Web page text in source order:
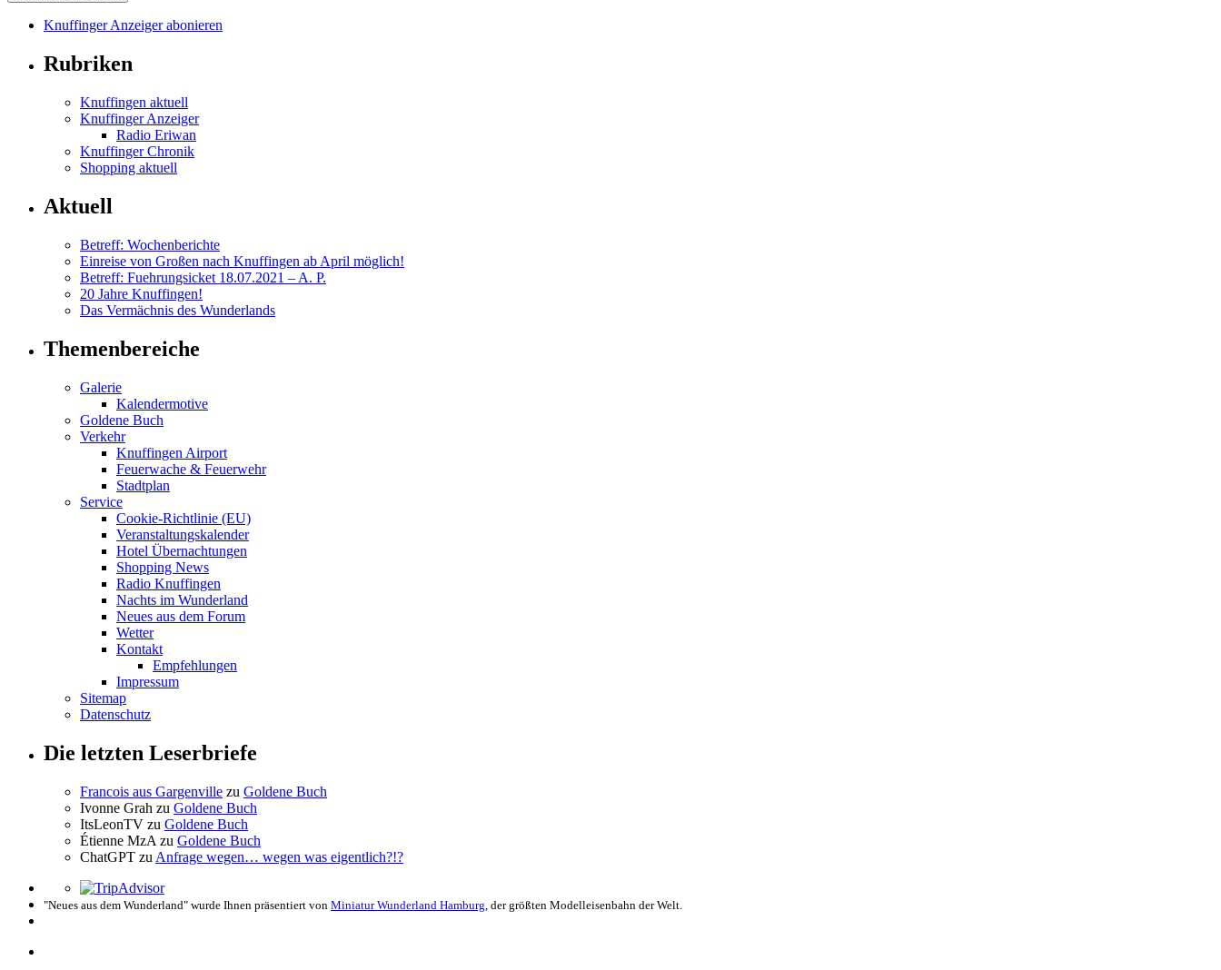
Knuffinger Anzeiger abonieren
Rubriken
Knuffingen aktuell
Knuffinger Anzeiger
Radio Eriwan
Knuffinger Chronik
Shopping aktuell
Aktuell
Betreff: Wochenberichte
Einreise von Großen nach Knuffingen ab April möglich!
Betreff: Fuehrungsicket 18.07.2021 – A. P.
20 Jahre Knuffingen!
Das Vermächnis des Wunderlands
Themenbereiche
Galerie
Kalendermotive
Goldene Buch
Verkehr
Knuffingen Airport
Feuerwache & Feuerwehr
Stadtplan
Service
Cookie-Richtlinie (EU)
Veranstaltungskalender
Hotel Übernachtungen
Shopping News
Radio Knuffingen
Nachts im Wunderland
Neues aus dem Forum
Wetter
Kontakt
Empfehlungen
Impressum
Sitemap
Datenschutz
Die letzten Leserbriefe
Francois aus Gargenville zu Goldene Buch
Ivonne Grah zu Goldene Buch
ItsLeonTV zu Goldene Buch
Étienne MzA zu Goldene Buch
ChatGPT zu Anfrage wegen… wegen was eigentlich?!?
"Neues aus dem Wunderland" wurde Ihnen präsentiert von Miniatur Wunderland Hamburg , der größten Modelleisenbahn der Welt.